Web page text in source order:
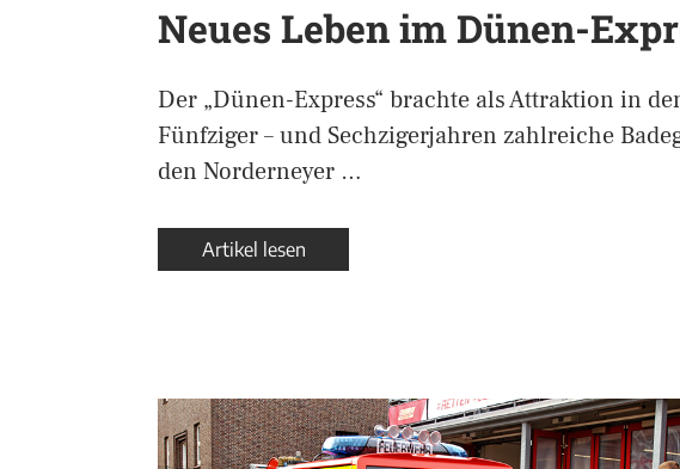
Neues Leben im Dünen-
Der „Dünen-Express“ brachte als Attraktion in
Fünfziger – und Sechzigerjahren zahlreiche
den Norderneyer …
Artikel lesen